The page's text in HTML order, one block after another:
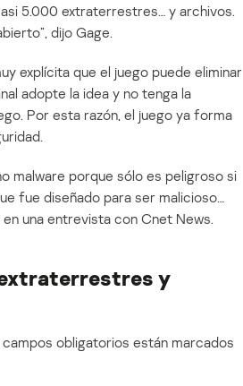
5.000 extraterrestres… y archivos.
dijo Gage.
explícita que el juego puede eliminar
adopte la idea y no tenga la
Por esta razón, el juego ya forma
malware porque sólo es peligroso si
fue diseñado para ser malicioso…
una entrevista con Cnet News.
y
campos obligatorios están marcados